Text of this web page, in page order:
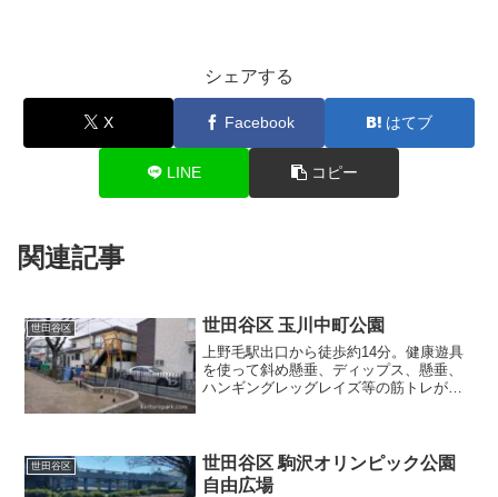
シェアする
X Facebook はてブ
LINE コピー
関連記事
世田谷区 世田谷区 玉川中町公園
上野毛駅出口から徒歩約14分。健康遊具
を使って斜め懸垂、ディップス、懸垂、
ハンギングレッグレイズ等の筋トレが出
世田谷区
世田谷区 駒沢オリンピック公園
自由広場